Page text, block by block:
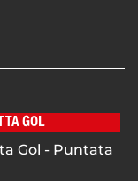
GOL
Gol - Puntata